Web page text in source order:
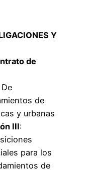
Y
de
De
de
y urbanas
III:
para los
de